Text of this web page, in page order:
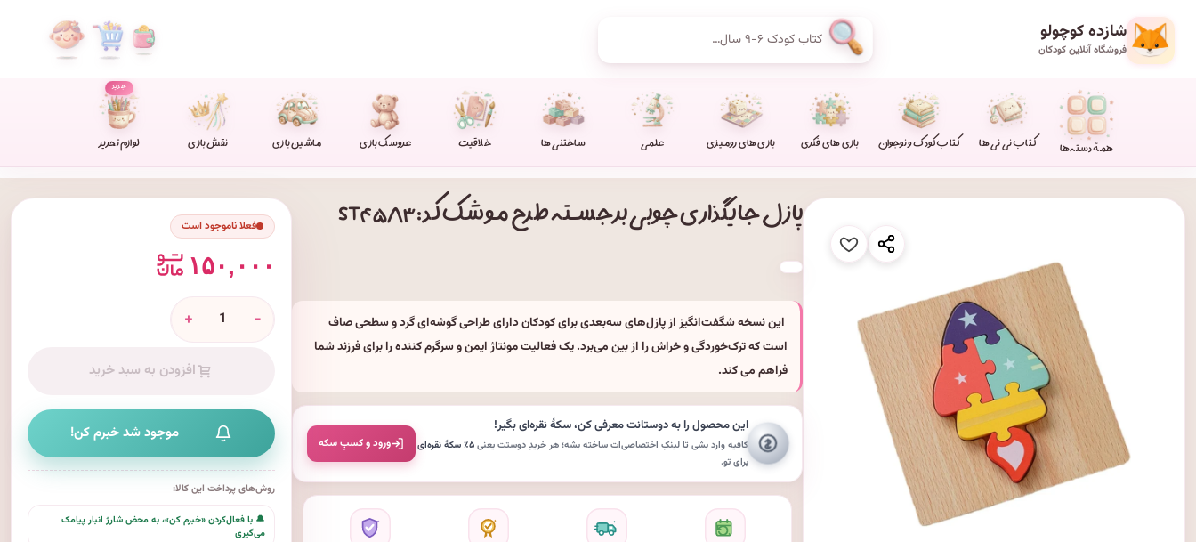
شازده کوچولو
فروشگاه آنلاین کودکان
همهٔ دسته‌ها کتاب نی نی ها کتاب کودک و نوجوان بازی های فکری بازی های رومیزی علمی ساختنی ها خلاقیت عروسک بازی ماشین بازی نقش بازی لوازم تحریر
جدید
پازل جایگذاری چوبی برجسته طرح موشک کد: ST۴۵۸۳
این نسخه شگفت‌انگیز از پازل‌های سه‌بعدی برای کودکان دارای طراحی گوشه‌ای گرد و سطحی صاف
است که ترک‌خوردگی و خراش را از بین می‌برد. یک فعالیت مونتاژ ایمن و سرگرم کننده را برای فرزند شما
فراهم می کند.
این محصول را به دوستانت معرفی کن،سکهٔ نقره‌ایبگیر!
کافیه وارد بشی تا لینکِ اختصاصی‌ات ساخته بشه؛ هر خریدِ دوستت یعنی۵٪ سکهٔ نقره‌ای
برای تو.
ورود و کسبِ سکه
فعلا ناموجود است
۱۵۰,۰۰۰
-
+
افزودن به سبد خرید
موجود شد خبرم کن!
روش‌های پرداخت این کالا:
🔔 با فعال‌کردن «خبرم کن»، به محض شارژ انبار پیامک
می‌گیری